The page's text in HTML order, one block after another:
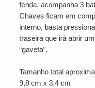
fenda, acompanha 3
Chaves ficam em
interno, basta
traseira que irá abrir
“gaveta”.
Tamanho total
9,8 cm x 3,4 cm